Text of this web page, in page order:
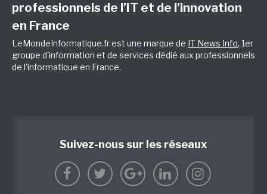
professionnels de l’IT et de l’innovation
en France
LeMondeInformatique.fr est une marque de IT News Info, 1er
groupe d'information et de services dédié aux professionnels
de l'informatique en France.
Suivez-nous sur les réseaux